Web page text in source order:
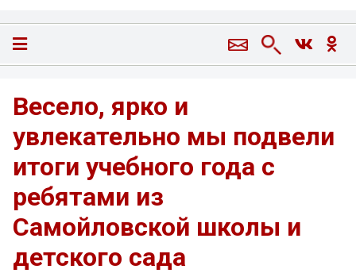
Весело, ярко и
увлекательно мы подвели
итоги учебного года с
ребятами из
Самойловской школы и
детского сада